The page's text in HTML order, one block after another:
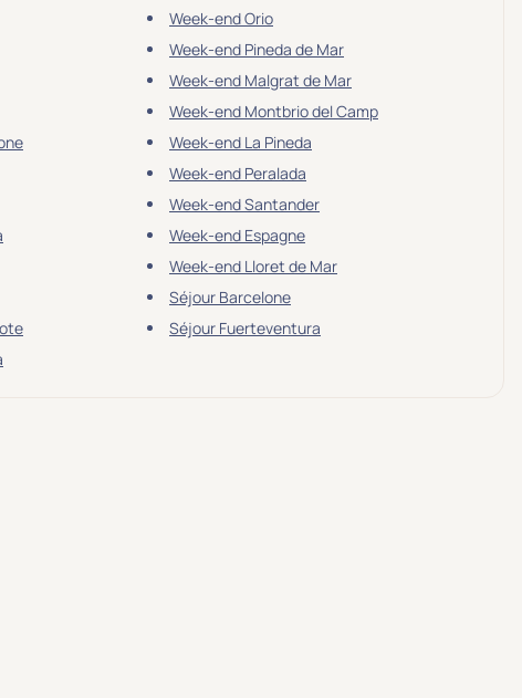
Week-end Orio
Week-end Pineda de Mar
Week-end Malgrat de Mar
Week-end Montbrio del Camp
Week-end La Pineda
Week-end Peralada
Week-end Santander
Week-end Espagne
Week-end Lloret de Mar
Séjour Barcelone
Séjour Fuerteventura